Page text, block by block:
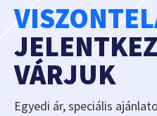
VÁRJUK
Egyedi ár, speciális